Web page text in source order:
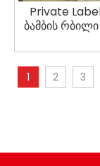
Private
ბამბის
1 2 3